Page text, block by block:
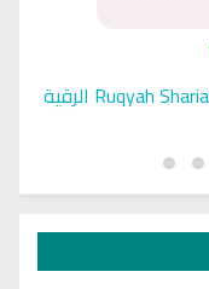
Ruqyah Shariah Full Mishary Rashid Al Afasy Mp3 الرقية